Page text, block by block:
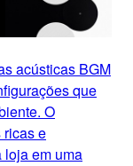
acústicas BGM
que
O
ricas e
loja em uma